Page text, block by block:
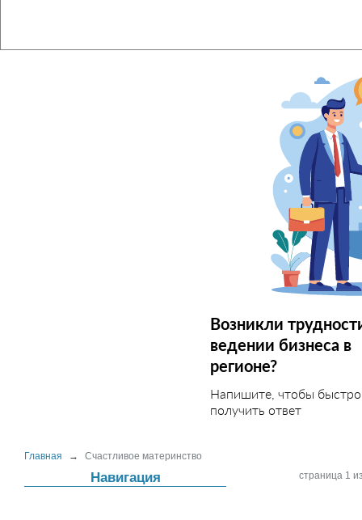
Возникли
ведении бизнеса в
регионе?
Напишите, чтобы быстро
получить ответ
Главная → Счастливое материнство
Навигация страница 1